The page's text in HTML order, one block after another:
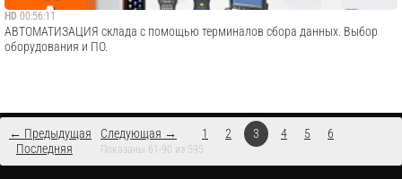
HD 00:56:11
АВТОМАТИЗАЦИЯ склада с помощью терминалов сбора данных. Выбор
оборудования и ПО.
← Предыдущая Следующая → 1 2 3 4 5
6
Последняя
Показаны 61-90 из 595